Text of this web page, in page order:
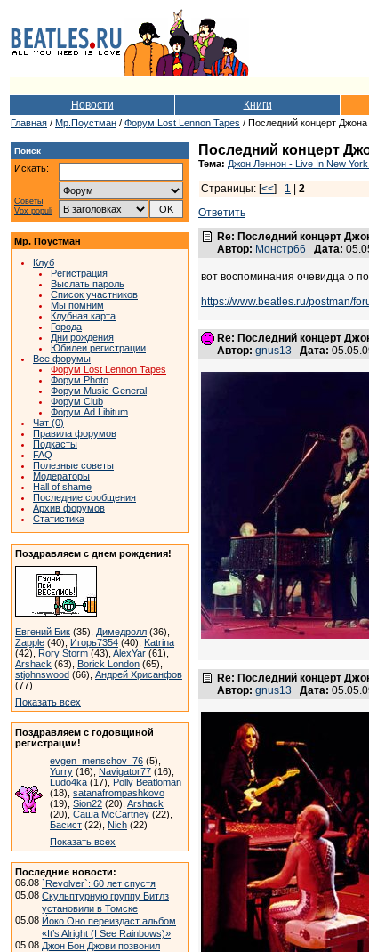
Новости Книги
Главная / Мр.Поустман / Форум Lost Lennon Tapes / Последний концерт Джона
Поиск
Искать:
Советы
Vox populi
Мр. Поустман
Клуб
Регистрация
Выслать пароль
Список участников
Мы помним
Клубная карта
Города
Дни рождения
Юбилеи регистрации
Все форумы
Форум Lost Lennon Tapes
Форум Photo
Форум Music General
Форум Club
Форум Ad Libitum
Чат (0)
Правила форумов
Подкасты
FAQ
Полезные советы
Модераторы
Hall of shame
Последние сообщения
Архив форумов
Статистика
Поздравляем с днем рождения!
Евгений Бик (35), Димедролл (36),
Zapple (40), Игорь7354 (40), Katrina
(42), Rory Storm (43), AlexYar (61),
Arshack (63), Borick London (65),
stjohnswood (66), Андрей Хрисанфов
(77)
Показать всех
Поздравляем с годовщиной
регистрации!
evgen_menschov_76 (5),
Yurry (16), Navigator77 (16),
Ludo4ka (17), Polly Beatloman
(18), satanafrompashkovo
(19), Sion22 (20), Arshack
(20), Саша McCartney (22),
Басист (22), Nich (22)
Показать всех
Последние новости:
06.08 `Revolver`: 60 лет спустя
05.08 Скульптурную группу Битлз
установили в Томске
05.08 Йоко Оно переиздаст альбом
«It’s Alright (I See Rainbows)»
05.08 Джон Бон Джови позвонил
Последний концерт
Тема: Джон Леннон - Live In New
Страницы: [<<] 1
2
Ответить
Re: Последний концерт
Автор: Монстр66 Дата:
вот воспоминания очевидца о
https://www.beatles.ru/postman/
Re: Последний концерт
Автор: gnus13 Дата:
Re: Последний концерт
Автор: gnus13 Дата: